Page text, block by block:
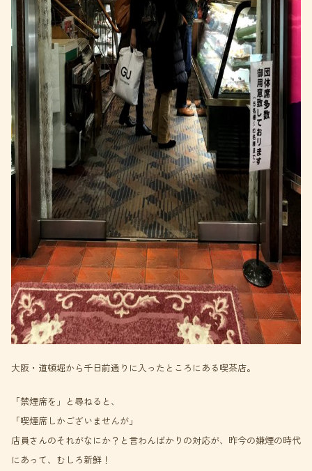
大阪・道頓堀から千日前通りに入ったところにある喫茶店。
「禁煙席を」と尋ねると、
「喫煙席しかございませんが」
店員さんのそれがなにか？と言わんばかりの対応が、昨今の嫌煙の時代
にあって、むしろ新鮮！